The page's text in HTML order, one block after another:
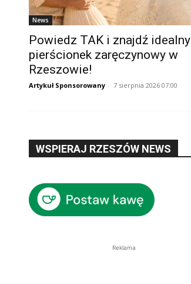
News
Powiedz TAK i znajdź idealny
pierścionek zaręczynowy w
Rzeszowie!
Artykuł Sponsorowany - 7 sierpnia 2026 07:00
WSPIERAJ RZESZÓW NEWS
Reklama